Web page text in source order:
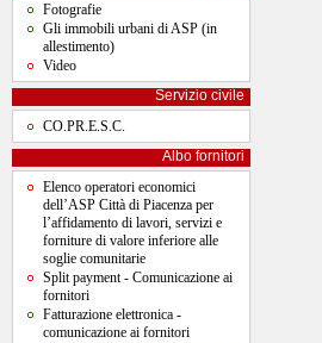
Fotografie
Gli immobili urbani di ASP (in
allestimento)
Video
Servizio civile
CO.PR.E.S.C.
Albo fornitori
Elenco operatori economici
dell’ASP Città di Piacenza per
l’affidamento di lavori, servizi e
forniture di valore inferiore alle
soglie comunitarie
Split payment - Comunicazione ai
fornitori
Fatturazione elettronica -
comunicazione ai fornitori